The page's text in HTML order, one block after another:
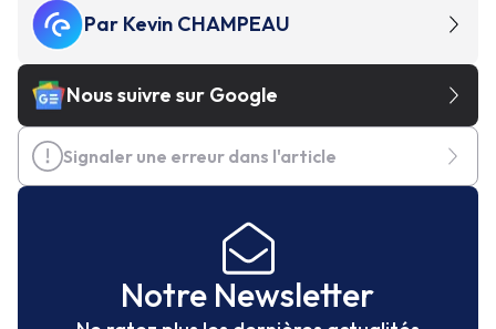
Par Kevin CHAMPEAU
Nous suivre sur Google
Signaler une erreur dans l'article
Notre Newsletter